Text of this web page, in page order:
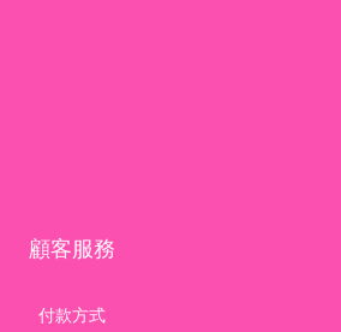
顧客服務
付款方式